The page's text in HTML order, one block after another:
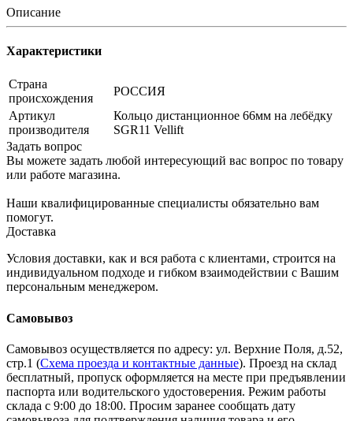
Описание
Характеристики
Страна
происхождения
РОССИЯ
Артикул
производителя
Кольцо дистанционное 66мм на лебёдку
SGR11 Vellift
Задать вопрос
Вы можете задать любой интересующий вас вопрос по товару
или работе магазина.
Наши квалифицированные специалисты обязательно вам
помогут.
Доставка
Условия доставки, как и вся работа с клиентами, строится на
индивидуальном подходе и гибком взаимодействии с Вашим
персональным менеджером.
Самовывоз
Самовывоз осуществляется по адресу: ул. Верхние Поля, д.52,
стр.1 (Схема проезда и контактные данные). Проезд на склад
бесплатный, пропуск оформляется на месте при предъявлении
паспорта или водительского удостоверения. Режим работы
склада с 9:00 до 18:00. Просим заранее сообщать дату